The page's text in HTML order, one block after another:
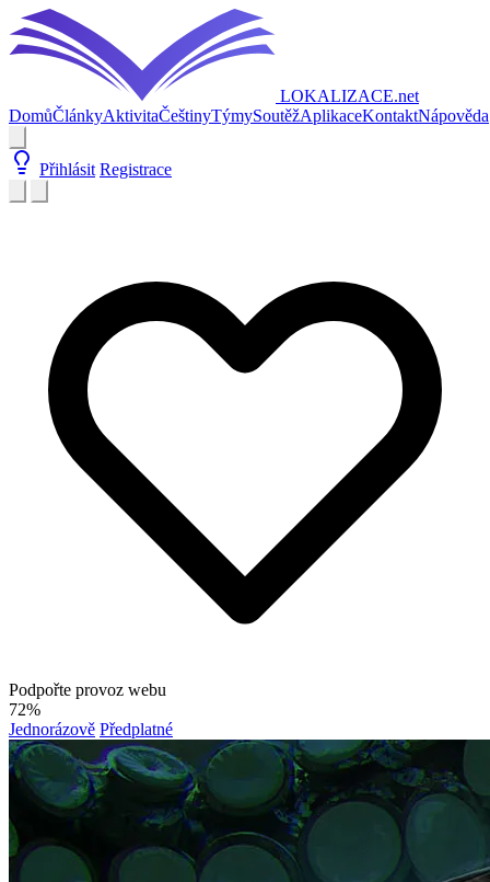
LOKALIZACE.net
DomůČlánkyAktivitaČeštinyTýmySoutěžAplikaceKontaktNápověda
Přihlásit Registrace
Podpořte provoz webu
72%
Jednorázově Předplatné